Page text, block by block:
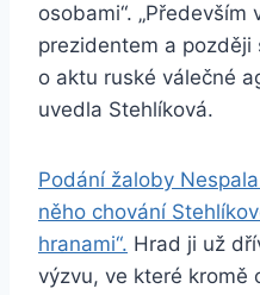
osobami“.
prezidentem a
o aktu ruské válečné
uvedla Stehlíková.
Podání žaloby
něho chování
hranami“. Hrad ji už
výzvu, ve které kromě